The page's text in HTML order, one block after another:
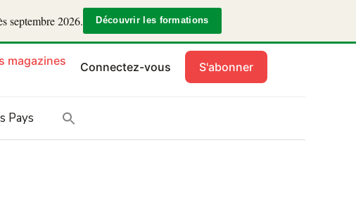
septembre 2026. Découvrir les formations
magazines Connectez-vous S'abonner
Pays